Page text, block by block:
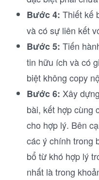
Bước 4: Thiết kế
và có sự liên kết
Bước 5: Tiến
tin hữu ích và có
biệt không copy
Bước 6: Xây
bài, kết hợp cùng
cho hợp lý. Bên
các ý chính trong
bổ từ khó hợp lý
nhất là trong